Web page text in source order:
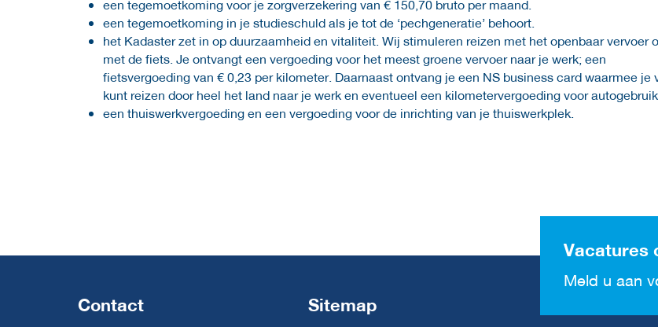
een tegemoetkoming voor je zorgverzekering van € 150,70 bruto per maand.
een tegemoetkoming in je studieschuld als je tot de ‘pechgeneratie’ behoort.
het Kadaster zet in op duurzaamheid en vitaliteit. Wij stimuleren reizen met het openbaar vervoer
met de fiets. Je ontvangt een vergoeding voor het meest groene vervoer naar je werk; een
fietsvergoeding van € 0,23 per kilometer. Daarnaast ontvang je een NS business card waarmee je
kunt reizen door heel het land naar je werk en eventueel een kilometervergoeding voor autogebruik.
een thuiswerkvergoeding en een vergoeding voor de inrichting van je thuiswerkplek.
Vacatures
Meld u aan
Contact Sitemap